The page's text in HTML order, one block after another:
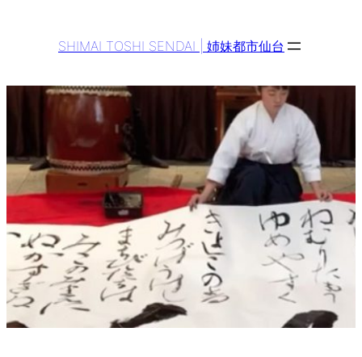
SHIMAI TOSHI SENDAI | 姉妹都市仙台